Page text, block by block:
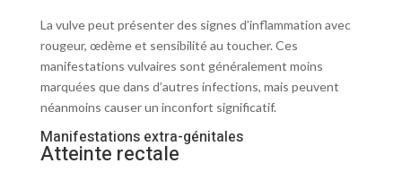
La vulve peut présenter des signes d’inflammation avec
rougeur, œdème et sensibilité au toucher. Ces
manifestations vulvaires sont généralement moins
marquées que dans d’autres infections, mais peuvent
néanmoins causer un inconfort significatif.
Manifestations extra-génitales
Atteinte rectale